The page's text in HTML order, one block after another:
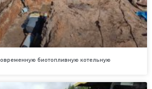
биотопливную котельную